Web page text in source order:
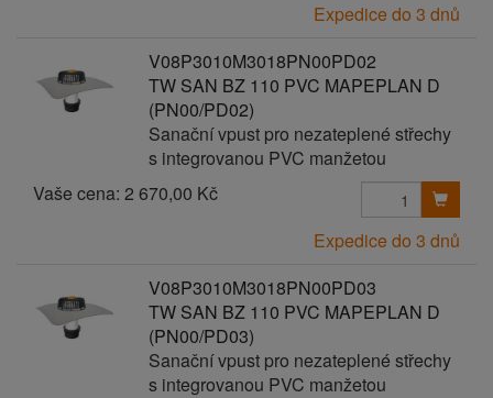
Expedice do 3 dnů
V08P3010M3018PN00PD02
TW SAN BZ 110 PVC MAPEPLAN D
(PN00/PD02)
Sanační vpust pro nezateplené střechy
s integrovanou PVC manžetou
Vaše cena: 2 670,00 Kč
Expedice do 3 dnů
V08P3010M3018PN00PD03
TW SAN BZ 110 PVC MAPEPLAN D
(PN00/PD03)
Sanační vpust pro nezateplené střechy
s integrovanou PVC manžetou